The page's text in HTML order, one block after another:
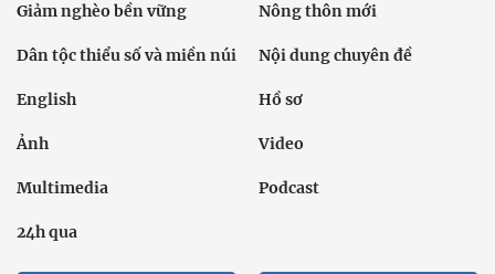
Giảm nghèo bền vững Nông thôn mới
Dân tộc thiểu số và miền núi Nội dung chuyên đề
English Hồ sơ
Ảnh Video
Multimedia Podcast
24h qua